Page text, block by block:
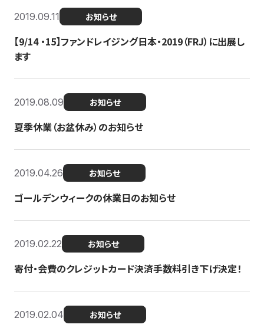
2019.09.11 お知らせ
【9/14 ・15】ファンドレイジング日本・2019（FRJ）に出展し
ます
2019.08.09 お知らせ
夏季休業（お盆休み）のお知らせ
2019.04.26 お知らせ
ゴールデンウィークの休業日のお知らせ
2019.02.22 お知らせ
寄付・会費のクレジットカード決済手数料引き下げ決定！
2019.02.04 お知らせ